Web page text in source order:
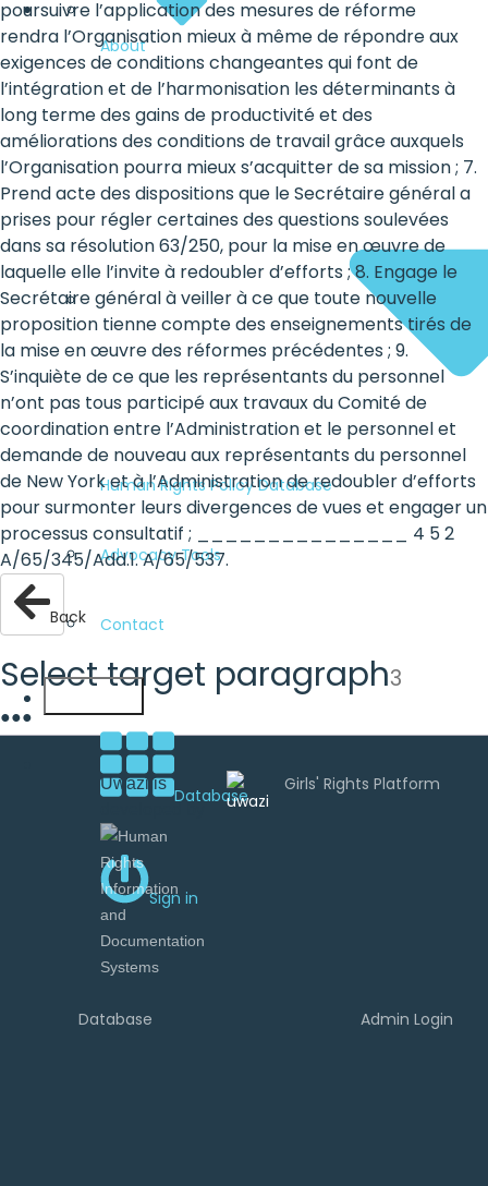
About
Human Rights Policy Database
Advocacy Tools
Contact
Database
Sign in
poursuivre l’application des mesures de réforme
rendra l’Organisation mieux à même de répondre aux
exigences de conditions changeantes qui font de
l’intégration et de l’harmonisation les déterminants à
long terme des gains de productivité et des
améliorations des conditions de travail grâce auxquels
l’Organisation pourra mieux s’acquitter de sa mission ; 7.
Prend acte des dispositions que le Secrétaire général a
prises pour régler certaines des questions soulevées
dans sa résolution 63/250, pour la mise en œuvre de
laquelle elle l’invite à redoubler d’efforts ; 8. Engage le
Secrétaire général à veiller à ce que toute nouvelle
proposition tienne compte des enseignements tirés de
la mise en œuvre des réformes précédentes ; 9.
S’inquiète de ce que les représentants du personnel
n’ont pas tous participé aux travaux du Comité de
coordination entre l’Administration et le personnel et
demande de nouveau aux représentants du personnel
de New York et à l’Administration de redoubler d’efforts
pour surmonter leurs divergences de vues et engager un
processus consultatif ; _______________ 4 5 2
A/65/345/Add.1. A/65/537.
Back
Select target paragraph3
●●●
Uwazi is
Database Admin Login